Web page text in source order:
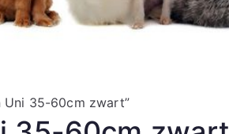
Uni 35-60cm zwart”